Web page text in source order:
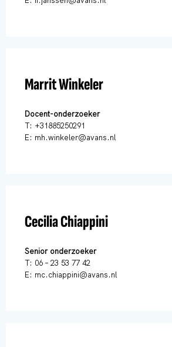
Marrit Winkeler
Docent-onderzoeker
T: +31885250291
E: mh.winkeler@avans.nl
Cecilia Chiappini
Senior onderzoeker
T: 06 – 23 53 77 42
E: mc.chiappini@avans.nl